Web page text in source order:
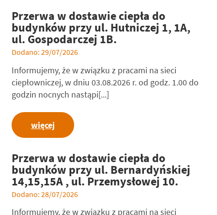
Przerwa w dostawie ciepła do
budynków przy ul. Hutniczej 1, 1A,
ul. Gospodarczej 1B.
Dodano: 29/07/2026
Informujemy, że w związku z pracami na sieci
ciepłowniczej, w dniu 03.08.2026 r. od godz. 1.00 do
godzin nocnych nastąpi[...]
więcej
Przerwa w dostawie ciepła do
budynków przy ul. Bernardyńskiej
14,15,15A , ul. Przemysłowej 10.
Dodano: 28/07/2026
Informujemy, że w związku z pracami na sieci